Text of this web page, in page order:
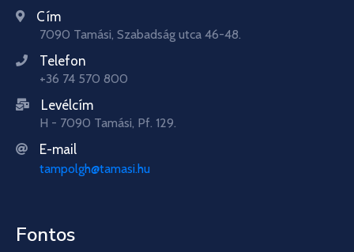
Cím
7090 Tamási, Szabadság utca 46-48.
Telefon
+36 74 570 800
Levélcím
H - 7090 Tamási, Pf. 129.
E-mail
tampolgh@tamasi.hu
Fontos